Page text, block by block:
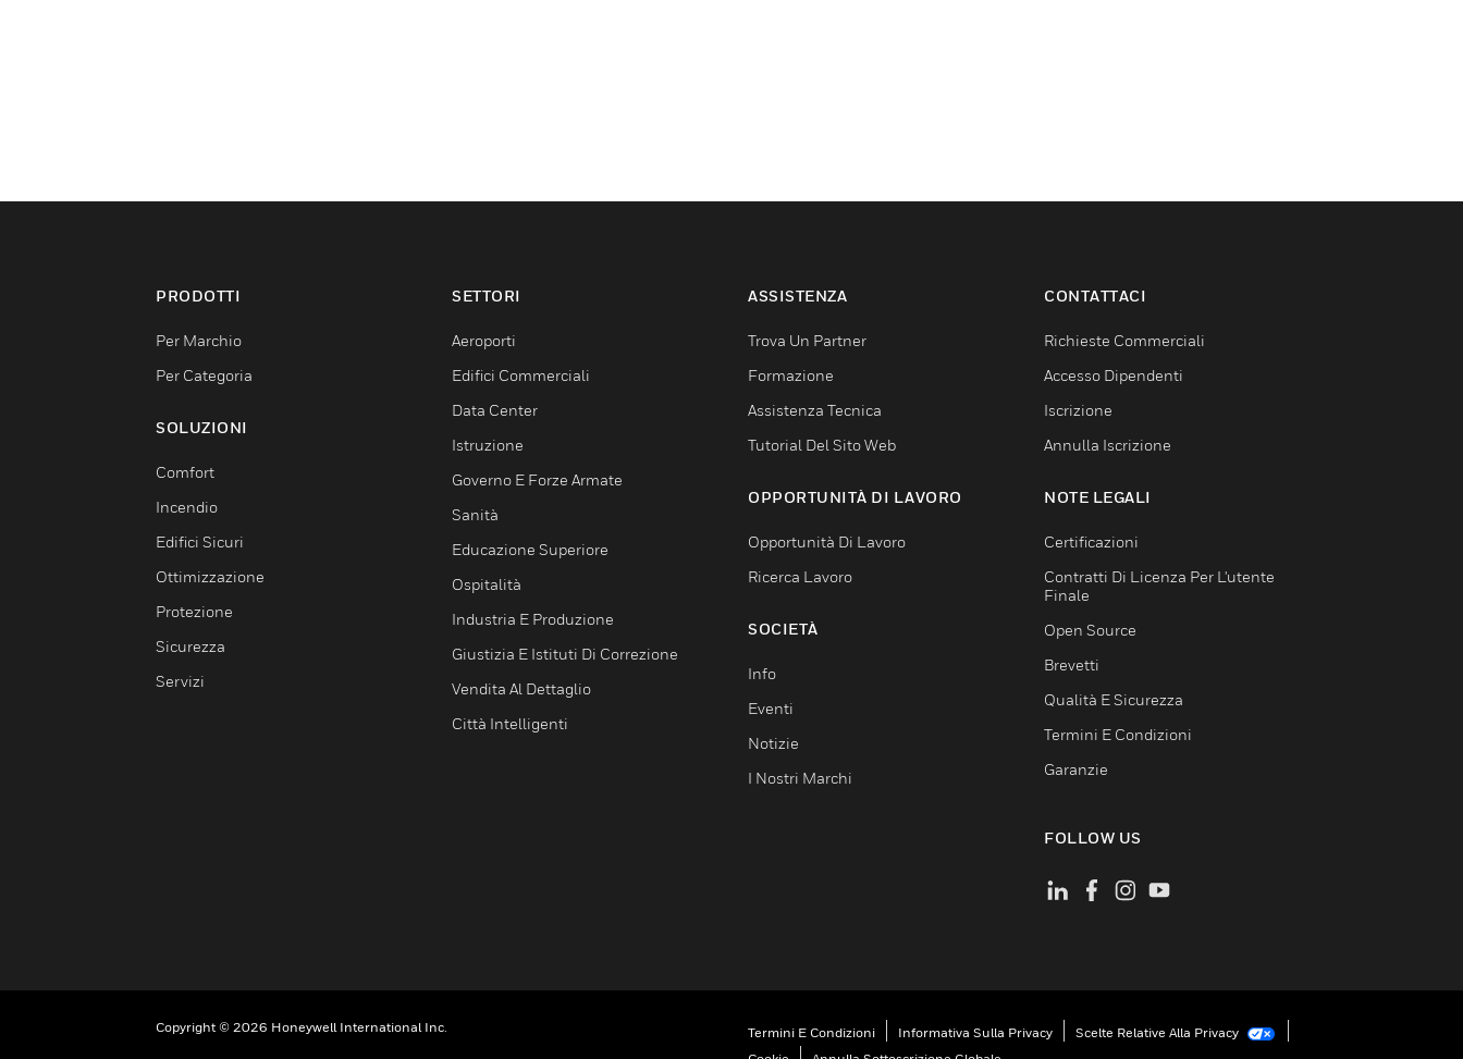
PRODOTTI
Per Marchio
Per Categoria
SOLUZIONI
Comfort
Incendio
Edifici Sicuri
Ottimizzazione
Protezione
Sicurezza
Servizi
SETTORI
Aeroporti
Edifici Commerciali
Data Center
Istruzione
Governo E Forze Armate
Sanità
Educazione Superiore
Ospitalità
Industria E Produzione
Giustizia E Istituti Di Correzione
Vendita Al Dettaglio
Città Intelligenti
ASSISTENZA
Trova Un Partner
Formazione
Assistenza Tecnica
Tutorial Del Sito Web
OPPORTUNITÀ DI LAVORO
Opportunità Di Lavoro
Ricerca Lavoro
SOCIETÀ
Info
Eventi
Notizie
I Nostri Marchi
CONTATTACI
Richieste Commerciali
Accesso Dipendenti
Iscrizione
Annulla Iscrizione
NOTE LEGALI
Certificazioni
Contratti Di Licenza Per L'utente
Finale
Open Source
Brevetti
Qualità E Sicurezza
Termini E Condizioni
Garanzie
FOLLOW US
Copyright © 2026 Honeywell International Inc. Termini E Condizioni Informativa Sulla Privacy
Scelte Relative Alla Privacy